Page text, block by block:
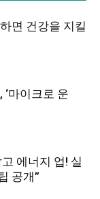
면 건강을 지킬
마이크로 운
에너지 업! 실
공개”